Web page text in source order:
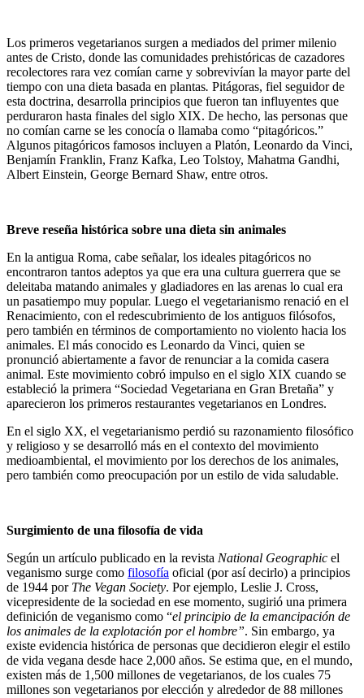
Los primeros vegetarianos surgen a mediados del primer milenio
antes de Cristo, donde las comunidades prehistóricas de cazadores
recolectores rara vez comían carne y sobrevivían la mayor parte del
tiempo con una dieta basada en plantas. Pitágoras, fiel seguidor de
esta doctrina, desarrolla principios que fueron tan influyentes que
perduraron hasta finales del siglo XIX. De hecho, las personas que
no comían carne se les conocía o llamaba como “pitagóricos.”
Algunos pitagóricos famosos incluyen a Platón, Leonardo da Vinci,
Benjamín Franklin, Franz Kafka, Leo Tolstoy, Mahatma Gandhi,
Albert Einstein, George Bernard Shaw, entre otros.
Breve reseña histórica sobre una dieta sin animales
En la antigua Roma, cabe señalar, los ideales pitagóricos no
encontraron tantos adeptos ya que era una cultura guerrera que se
deleitaba matando animales y gladiadores en las arenas lo cual era
un pasatiempo muy popular. Luego el vegetarianismo renació en el
Renacimiento, con el redescubrimiento de los antiguos filósofos,
pero también en términos de comportamiento no violento hacia los
animales. El más conocido es Leonardo da Vinci, quien se
pronunció abiertamente a favor de renunciar a la comida casera
animal. Este movimiento cobró impulso en el siglo XIX cuando se
estableció la primera “Sociedad Vegetariana en Gran Bretaña” y
aparecieron los primeros restaurantes vegetarianos en Londres.
En el siglo XX, el vegetarianismo perdió su razonamiento filosófico
y religioso y se desarrolló más en el contexto del movimiento
medioambiental, el movimiento por los derechos de los animales,
pero también como preocupación por un estilo de vida saludable.
Surgimiento de una filosofía de vida
Según un artículo publicado en la revista National Geographic el
veganismo surge como filosofía oficial (por así decirlo) a principios
de 1944 por The Vegan Society. Por ejemplo, Leslie J. Cross,
vicepresidente de la sociedad en ese momento, sugirió una primera
definición de veganismo como “el principio de la emancipación de
los animales de la explotación por el hombre”. Sin embargo, ya
existe evidencia histórica de personas que decidieron elegir el estilo
de vida vegana desde hace 2,000 años. Se estima que, en el mundo,
existen más de 1,500 millones de vegetarianos, de los cuales 75
millones son vegetarianos por elección y alrededor de 88 millones